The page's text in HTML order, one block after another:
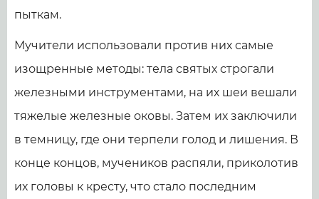
пыткам.
Мучители использовали против них самые
изощренные методы: тела святых строгали
железными инструментами, на их шеи вешали
тяжелые железные оковы. Затем их заключили
в темницу, где они терпели голод и лишения. В
конце концов, мучеников распяли, приколотив
их головы к кресту, что стало последним